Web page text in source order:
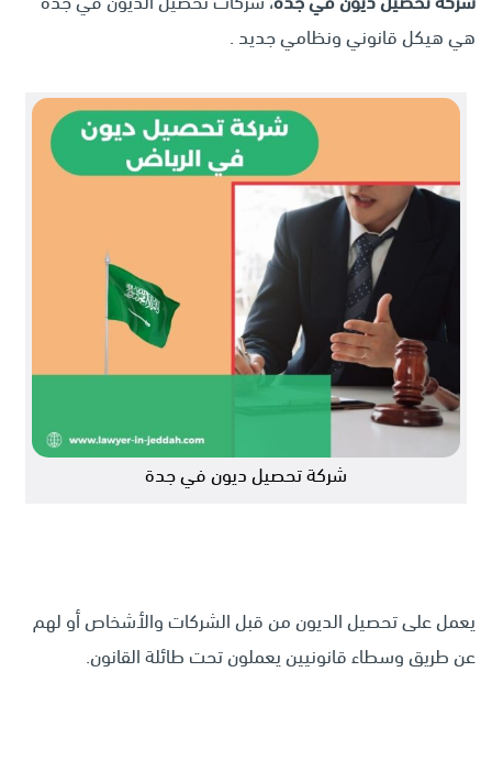
هي هيكل قانوني ونظامي جديد .
شركة تحصيل ديون في جدة
يعمل على تحصيل الديون من قبل الشركات والأشخاص أو لهم
عن طريق وسطاء قانونيين يعملون تحت طائلة القانون.